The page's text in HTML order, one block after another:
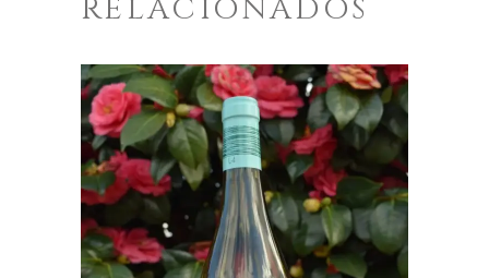
RELACIONADOS